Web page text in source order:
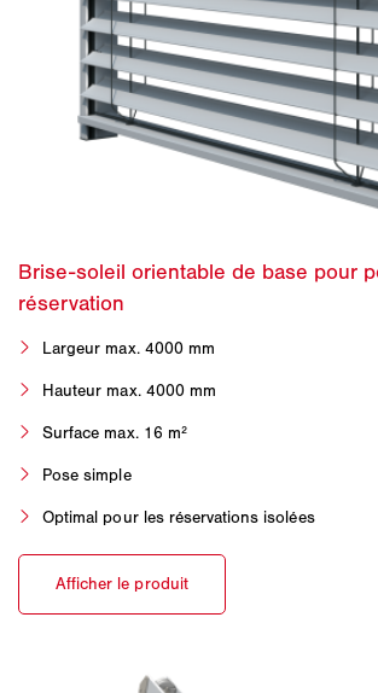
Largeur max. 4000 mm
Hauteur max. 4000 mm
Surface max. 16 m²
Pose simple
Optimal pour les réservations isolées